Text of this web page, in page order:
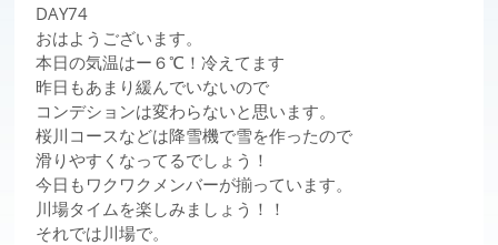
DAY74
おはようございます。
本日の気温はー６℃！冷えてます
昨日もあまり緩んでいないので
コンデションは変わらないと思います。
桜川コースなどは降雪機で雪を作ったので
滑りやすくなってるでしょう！
今日もワクワクメンバーが揃っています。
川場タイムを楽しみましょう！！
それでは川場で。